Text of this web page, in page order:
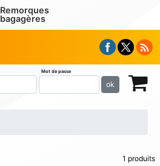
Remorques
bagagères
Mot de passe
ok
1 produits